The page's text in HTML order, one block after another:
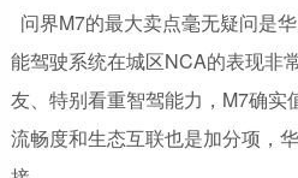
问界M7的最大卖点毫无疑问是
能驾驶系统在城区NCA的表现非
友、特别看重智驾能力，M7确实
流畅度和生态互联也是加分项，